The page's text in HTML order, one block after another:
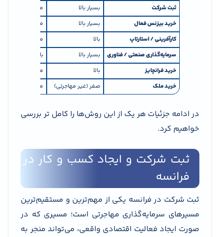
ثبت شرکت
بسیار بالا
متوسط
خرید بیزنس فعال
بسیار بالا
متوسط تا بالا
کارآفرینی / استارتاپ
بالا
متوسط
سرمایه‌گذاری صنعتی / فناوری
بسیار بالا
بالا
خرید فرانچایز
بالا
متوسط تا بالا
خرید ملک
صفر (غیر مهاجرتی) متغیر
در ادامه جزئیات هر یک از این روش‌ها را کامل تر بررسی
خواهیم کرد.
ثبت شرکت و ایجاد کسب و کار در
فرانسه
ثبت شرکت در فرانسه یکی از مهم‌ترین و مستقیم‌ترین
مسیرهای سرمایه‌گذاری مهاجرتی است؛ مسیری که در
صورت ایجاد فعالیت اقتصادی واقعی، می‌تواند منجر به